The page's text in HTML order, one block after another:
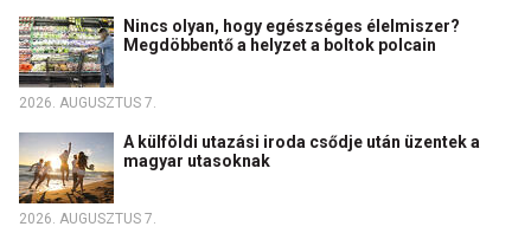
Nincs olyan, hogy egészséges élelmiszer?
Megdöbbentő a helyzet a boltok polcain
2026. AUGUSZTUS 7.
A külföldi utazási iroda csődje után üzentek a
magyar utasoknak
2026. AUGUSZTUS 7.